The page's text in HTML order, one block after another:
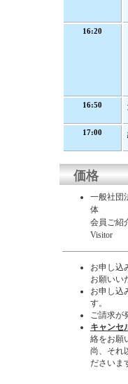
16:20
16:50
17:00
価格
一般社団
体
会員ご紹
Visitor
お申し込
お願いい
お申し込
す。
ご請求が
キャンセ
絡をお願
尚、それ
ださいま